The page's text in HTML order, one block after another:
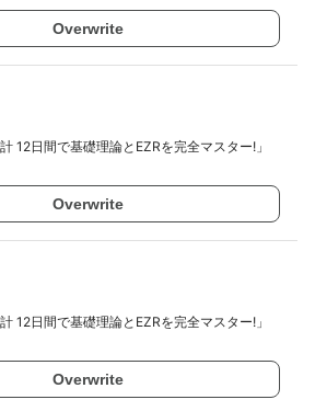
Overwrite
12日間で基礎理論とEZRを完全マスター!」
Overwrite
12日間で基礎理論とEZRを完全マスター!」
Overwrite